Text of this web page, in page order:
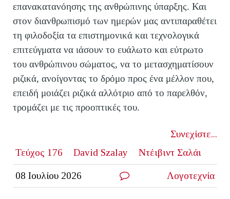
επανακατανόησης της ανθρώπινης ύπαρξης. Και
στον διανθρωπισμό των ημερών μας αντιπαραθέτει
τη φιλοδοξία τα επιστημονικά και τεχνολογικά
επιτεύγματα να ιάσουν το ευάλωτο και εύτρωτο
του ανθρώπινου σώματος, να το μετασχηματίσουν
ριζικά, ανοίγοντας το δρόμο προς ένα μέλλον που,
επειδή μοιάζει ριζικά αλλότριο από το παρελθόν,
τρομάζει με τις προοπτικές του.
Συνεχίστε...
Τεύχος 176
David Szalay Ντέιβιντ Σαλάι
08 Ιουλίου 2026 Λογοτεχνία